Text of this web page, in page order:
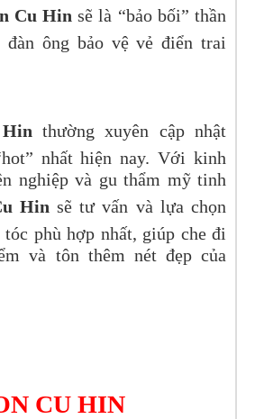
Cu Hin sẽ là “bảo bối” thần
ông bảo vệ vẻ điển trai
thường xuyên cập nhật
nhất hiện nay. Với kinh
nghiệp và gu thẩm mỹ tinh
Hin sẽ tư vấn và lựa chọn
phù hợp nhất, giúp che đi
và tôn thêm nét đẹp của
CU HIN